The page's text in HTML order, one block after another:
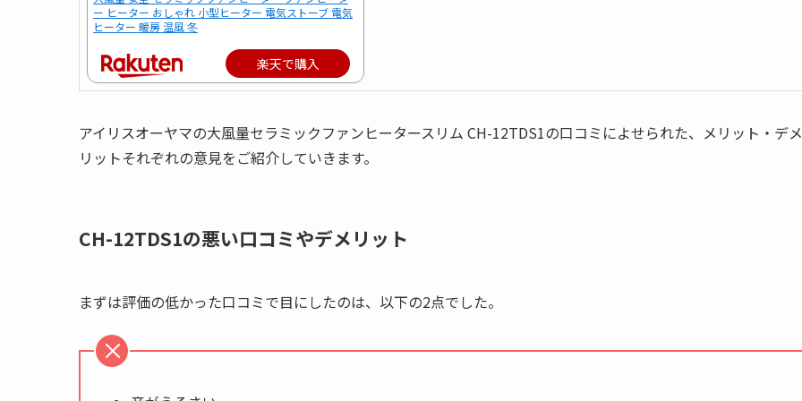
ー ヒーター おしゃれ 小型ヒーター 電気ストーブ 電気
ヒーター 暖房 温風 冬
楽天で購入
アイリスオーヤマの大風量セラミックファンヒータースリム CH-12TDS1の口コミによせられた、メリット・デメ
リットそれぞれの意見をご紹介していきます。
CH-12TDS1の悪い口コミやデメリット
まずは評価の低かった口コミで目にしたのは、以下の2点でした。